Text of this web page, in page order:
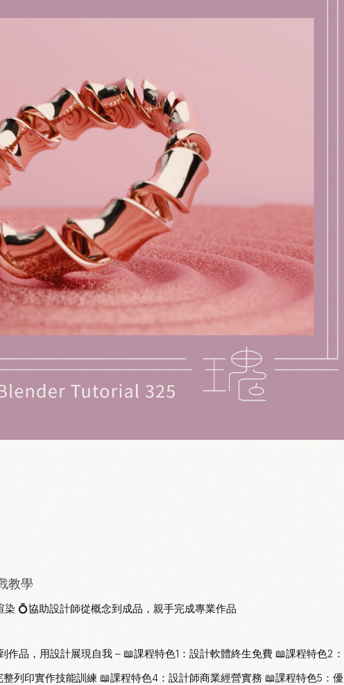
教學
染 💍協助設計師從概念到成品，親手完成專業作品
品，用設計展現自我 – 📖課程特色1：設計軟體終生免費 📖課程特色2：
列印實作技能訓練 📖課程特色4：設計師商業經營實務 📖課程特色5：優